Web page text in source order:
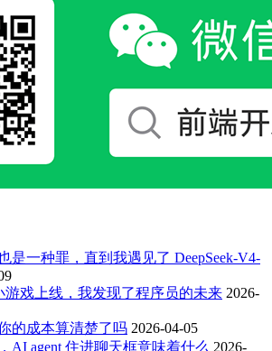
是一种罪，直到我遇见了 DeepSeek-V4-
游戏上线，我发现了程序员的未来 2026-
的成本算清楚了吗 2026-04-05
AI agent 住进聊天框意味着什么 2026-